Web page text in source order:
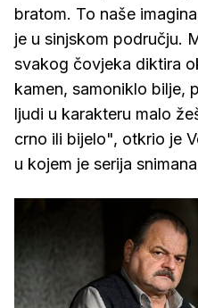
bratom. To naše
je u sinjskom području.
svakog čovjeka diktira
kamen, samoniklo bilje,
ljudi u karakteru malo
crno ili bijelo", otkrio je
u kojem je serija